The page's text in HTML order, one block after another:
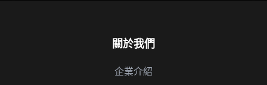
關於我們
企業介紹